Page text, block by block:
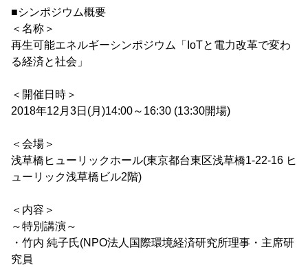
■シンポジウム概要
＜名称＞
再生可能エネルギーシンポジウム「IoTと電力改革で変わ
る経済と社会」
＜開催日時＞
2018年12月3日(月)14:00～16:30 (13:30開場)
＜会場＞
浅草橋ヒューリックホール(東京都台東区浅草橋1-22-16 ヒ
ューリック浅草橋ビル2階)
＜内容＞
～特別講演～
・竹内 純子氏(NPO法人国際環境経済研究所理事・主席研
究員